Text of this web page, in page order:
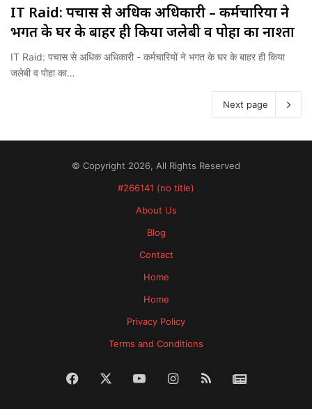
IT Raid: पचास से अधिक अधिकारी – कर्मचारियों ने
भगत के घर के बाहर ही किया जलेबी व पोहा का नाश्ता
IT Raid: पचास से अधिक अधिकारी - कर्मचारियों ने भगत के घर के बाहर ही किया
जलेबी व पोहा का…
Next page
© Copyright 2026, All Rights Reserved
#266141 (no title)
About Us
Blog
Contact
Home
Home
Privacy Policy
Terms and Conditions
Facebook YouTubeInstagram
RSS News